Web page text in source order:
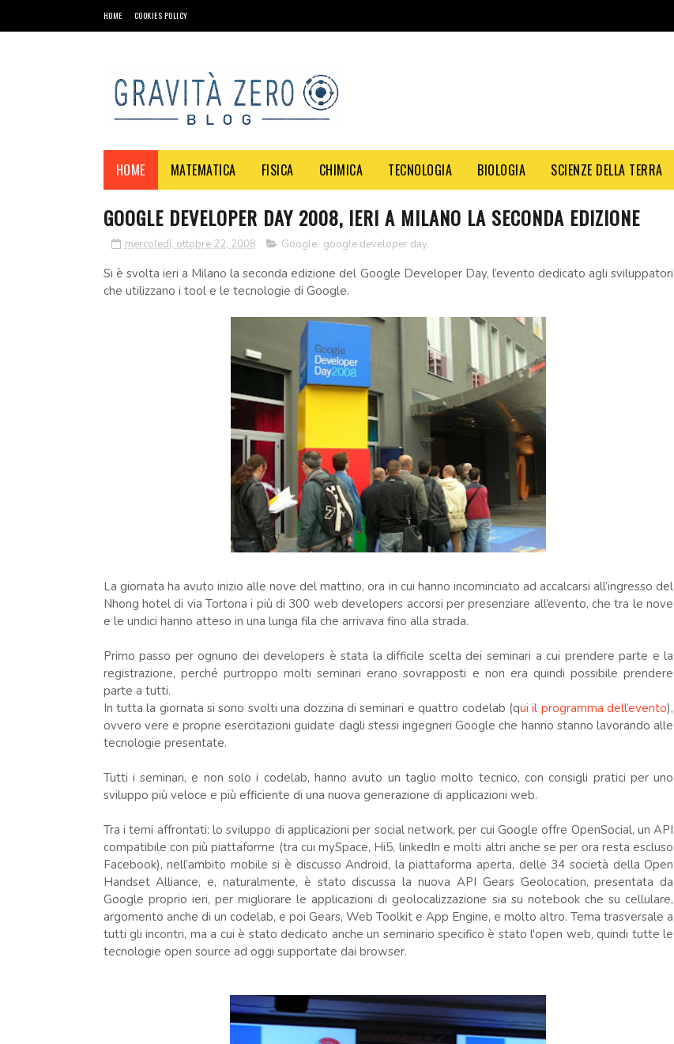
HOME COOKIES POLICY
HOME MATEMATICA FISICA CHIMICA TECNOLOGIA BIOLOGIA SCIENZE DELLA TERRA
GOOGLE DEVELOPER DAY 2008, IERI A MILANO LA SECONDA EDIZIONE
mercoledì, ottobre 22, 2008 Google, google developer day.
Si è svolta ieri a Milano la seconda edizione del Google Developer Day, l’evento dedicato agli sviluppatori
che utilizzano i tool e le tecnologie di Google.
La giornata ha avuto inizio alle nove del mattino, ora in cui hanno incominciato ad accalcarsi all’ingresso del
Nhong hotel di via Tortona i più di 300 web developers accorsi per presenziare all’evento, che tra le nove
e le undici hanno atteso in una lunga fila che arrivava fino alla strada.
Primo passo per ognuno dei developers è stata la difficile scelta dei seminari a cui prendere parte e la
registrazione, perché purtroppo molti seminari erano sovrapposti e non era quindi possibile prendere
parte a tutti.
In tutta la giornata si sono svolti una dozzina di seminari e quattro codelab (qui il programma dell’evento),
ovvero vere e proprie esercitazioni guidate dagli stessi ingegneri Google che hanno stanno lavorando alle
tecnologie presentate.
Tutti i seminari, e non solo i codelab, hanno avuto un taglio molto tecnico, con consigli pratici per uno
sviluppo più veloce e più efficiente di una nuova generazione di applicazioni web.
Tra i temi affrontati: lo sviluppo di applicazioni per social network, per cui Google offre OpenSocial, un API
compatibile con più piattaforme (tra cui mySpace, Hi5, linkedIn e molti altri anche se per ora resta escluso
Facebook), nell’ambito mobile si è discusso Android, la piattaforma aperta, delle 34 società della Open
Handset Alliance, e, naturalmente, è stato discussa la nuova API Gears Geolocation, presentata da
Google proprio ieri, per migliorare le applicazioni di geolocalizzazione sia su notebook che su cellulare,
argomento anche di un codelab, e poi Gears, Web Toolkit e App Engine, e molto altro. Tema trasversale a
tutti gli incontri, ma a cui è stato dedicato anche un seminario specifico è stato l'open web, quindi tutte le
tecnologie open source ad oggi supportate dai browser.